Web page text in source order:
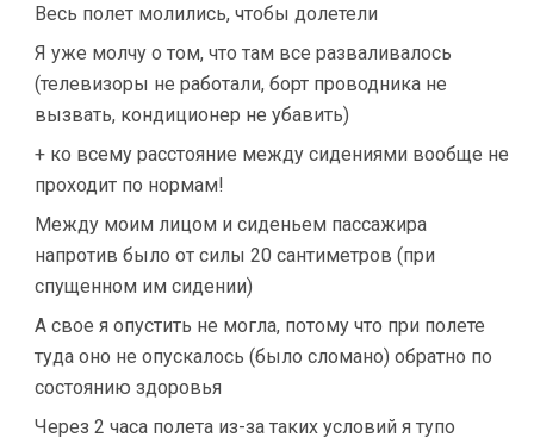
Весь полет молились, чтобы долетели
Я уже молчу о том, что там все разваливалось
(телевизоры не работали, борт проводника не
вызвать, кондиционер не убавить)
+ ко всему расстояние между сидениями вообще не
проходит по нормам!
Между моим лицом и сиденьем пассажира
напротив было от силы 20 сантиметров (при
спущенном им сидении)
А свое я опустить не могла, потому что при полете
туда оно не опускалось (было сломано) обратно по
состоянию здоровья
Через 2 часа полета из-за таких условий я тупо